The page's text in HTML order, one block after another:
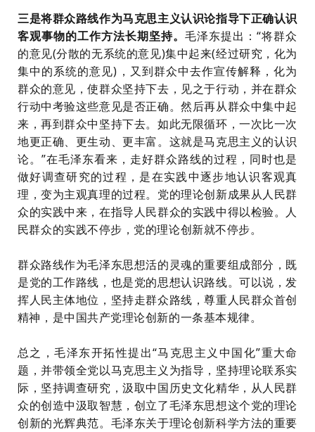
三是将群众路线作为马克思主义认识论指导下正确认识
客观事物的工作方法长期坚持。毛泽东提出：“将群众
的意见(分散的无系统的意见)集中起来(经过研究，化为
集中的系统的意见)，又到群众中去作宣传解释，化为
群众的意见，使群众坚持下去，见之于行动，并在群众
行动中考验这些意见是否正确。然后再从群众中集中起
来，再到群众中坚持下去。如此无限循环，一次比一次
地更正确、更生动、更丰富。这就是马克思主义的认识
论。”在毛泽东看来，走好群众路线的过程，同时也是
做好调查研究的过程，是在实践中逐步地认识客观真
理，变为主观真理的过程。党的理论创新成果从人民群
众的实践中来，在指导人民群众的实践中得以检验。人
民群众的实践不停步，党的理论创新就不停步。
群众路线作为毛泽东思想活的灵魂的重要组成部分，既
是党的工作路线，也是党的思想认识路线。可以说，发
挥人民主体地位，坚持走群众路线，尊重人民群众首创
精神，是中国共产党理论创新的一条基本规律。
总之，毛泽东开拓性提出“马克思主义中国化”重大命
题，并带领全党以马克思主义为指导，坚持理论联系实
际，坚持调查研究，汲取中国历史文化精华，从人民群
众的创造中汲取智慧，创立了毛泽东思想这个党的理论
创新的光辉典范。毛泽东关于理论创新科学方法的重要